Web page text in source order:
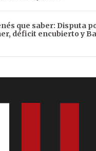
que saber: Disputa
déficit encubierto y